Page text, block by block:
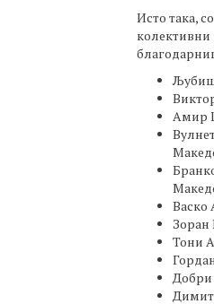
Исто така,
колективни
Амир
Васко
Зоран
Тони
Добри